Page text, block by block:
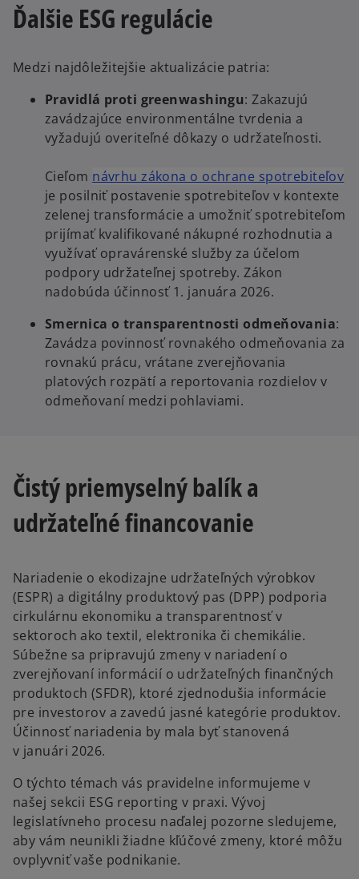
Ďalšie ESG regulácie
Medzi najdôležitejšie aktualizácie patria:
Pravidlá proti greenwashingu: Zakazujú
zavádzajúce environmentálne tvrdenia a
vyžadujú overiteľné dôkazy o udržateľnosti.
Cieľom návrhu zákona o ochrane spotrebiteľovo
e
e
je posilniť postavenie spotrebiteľov v kontexte
zelenej transformácie a umožniť spotrebiteľom
prijímať kvalifikované nákupné rozhodnutia a
využívať opravárenské služby za účelom
podpory udržateľnej spotreby. Zákon
nadobúda účinnosť 1. januára 2026.
Smernica o transparentnosti odmeňovania:
Zavádza povinnosť rovnakého odmeňovania za
rovnakú prácu, vrátane zverejňovania
platových rozpätí a reportovania rozdielov v
odmeňovaní medzi pohlaviami.
Čistý priemyselný balík a
udržateľné financovanie
Nariadenie o ekodizajne udržateľných výrobkov
(ESPR) a digitálny produktový pas (DPP) podporia
cirkulárnu ekonomiku a transparentnosť v
sektoroch ako textil, elektronika či chemikálie.
Súbežne sa pripravujú zmeny v nariadení o
zverejňovaní informácií o udržateľných finančných
produktoch (SFDR), ktoré zjednodušia informácie
pre investorov a zavedú jasné kategórie produktov.
Účinnosť nariadenia by mala byť stanovená
v januári 2026.
O týchto témach vás pravidelne informujeme v
našej sekcii ESG reporting v praxi. Vývoj
legislatívneho procesu naďalej pozorne sledujeme,
aby vám neunikli žiadne kľúčové zmeny, ktoré môžu
ovplyvniť vaše podnikanie.